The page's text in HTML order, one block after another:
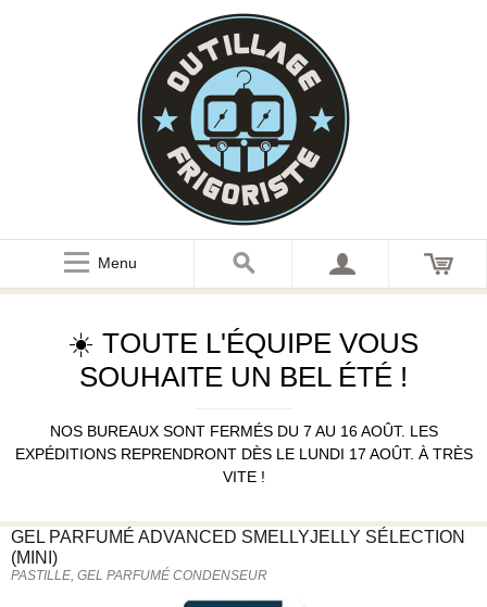
Menu
☀️ TOUTE L'ÉQUIPE VOUS
SOUHAITE UN BEL ÉTÉ !
NOS BUREAUX SONT FERMÉS DU 7 AU 16 AOÛT. LES
EXPÉDITIONS REPRENDRONT DÈS LE LUNDI 17 AOÛT. À TRÈS
VITE !
GEL PARFUMÉ ADVANCED SMELLYJELLY SÉLECTION
(MINI)
PASTILLE, GEL PARFUMÉ CONDENSEUR